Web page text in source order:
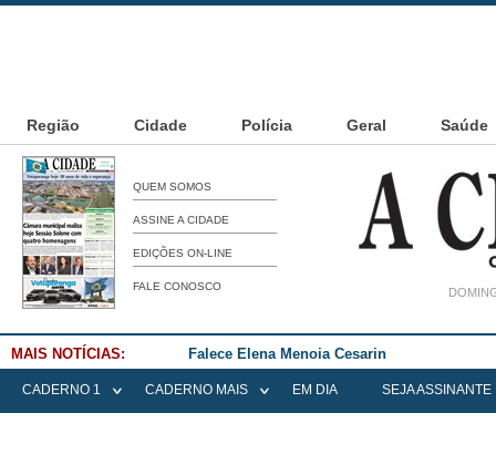
Região Cidade Polícia Geral Saúde
QUEM SOMOS
ASSINE A CIDADE
EDIÇÕES ON-LINE
FALE CONOSCO
MAIS NOTÍCIAS: Falece Elena Menoia Cesarin
CADERNO 1 CADERNO MAIS EM DIA SEJA ASSINANTE